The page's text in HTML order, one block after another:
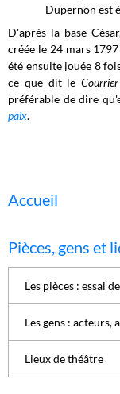
Dupernon est
D'après la base
créée le 24 mars
été ensuite jouée 8
ce que dit le
préférable de dire
paix.
Accueil
Pièces, gens et
Les pièces : essai
Les gens : acteurs,
Lieux de théâtre